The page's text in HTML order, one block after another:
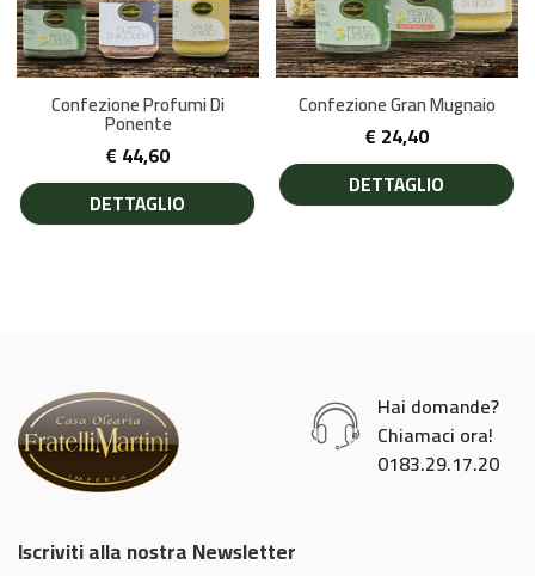
Confezione Profumi Di
Ponente
€ 44,60
DETTAGLIO
Confezione Gran Mugnaio
€ 24,40
DETTAGLIO
Hai domande?
Chiamaci ora!
0183.29.17.20
Iscriviti alla nostra Newsletter